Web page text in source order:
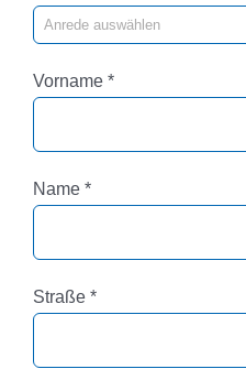
Vorname Pflichtfeld
*
Name Pflichtfeld
*
Straße Pflichtfeld
*